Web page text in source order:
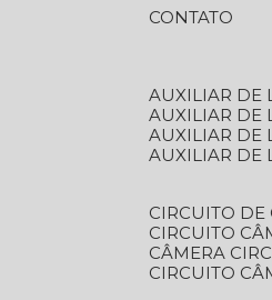
CONTATO
AUXILIAR
AUXILIAR
AUXILIAR
AUXILIAR
CIRCUITO
CIRCUITO
CÂMERA
CIRCUITO